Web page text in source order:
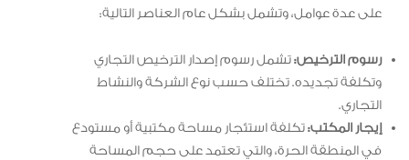
على عدة عوامل، وتشمل بشكل عام العناصر التالية:
رسوم الترخيص:تشمل رسوم إصدار الترخيص التجاري
وتكلفة تجديده. تختلف حسب نوع الشركة والنشاط
التجاري.
إيجار المكتب:تكلفة استئجار مساحة مكتبية أو مستودع
في المنطقة الحرة، والتي تعتمد على حجم المساحة